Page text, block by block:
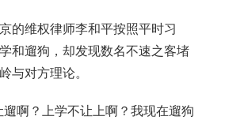
的维权律师李和平按照平时习
和遛狗，却发现数名不速之客堵
与对方理论。
啊？上学不让上啊？我现在遛狗